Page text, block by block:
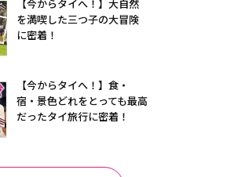
【今からタイへ！】大自然
を満喫した三つ子の大冒険
に密着！
【今からタイへ！】食・
宿・景色どれをとっても最高
だったタイ旅行に密着！